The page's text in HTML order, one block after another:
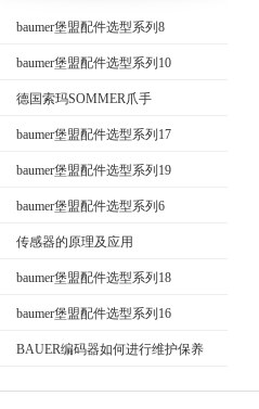
baumer堡盟配件选型系列8
baumer堡盟配件选型系列10
德国索玛SOMMER爪手
baumer堡盟配件选型系列17
baumer堡盟配件选型系列19
baumer堡盟配件选型系列6
传感器的原理及应用
baumer堡盟配件选型系列18
baumer堡盟配件选型系列16
BAUER编码器如何进行维护保养